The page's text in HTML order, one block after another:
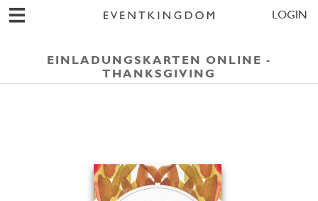
LOGIN
EINLADUNGSKARTEN ONLINE -
THANKSGIVING